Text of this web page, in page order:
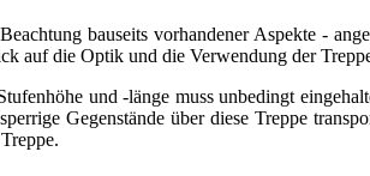
bauseits vorhandener Aspekte -
auf die Optik und die Verwendung der
und -länge muss unbedingt
Gegenstände über diese Treppe